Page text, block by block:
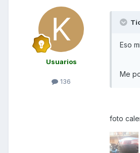
Usuarios
136
Eso
Me
foto